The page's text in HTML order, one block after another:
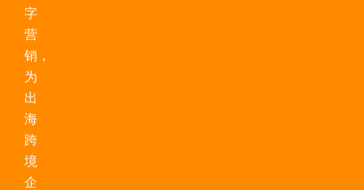
字
营
销，
为
出
海
跨
境
企